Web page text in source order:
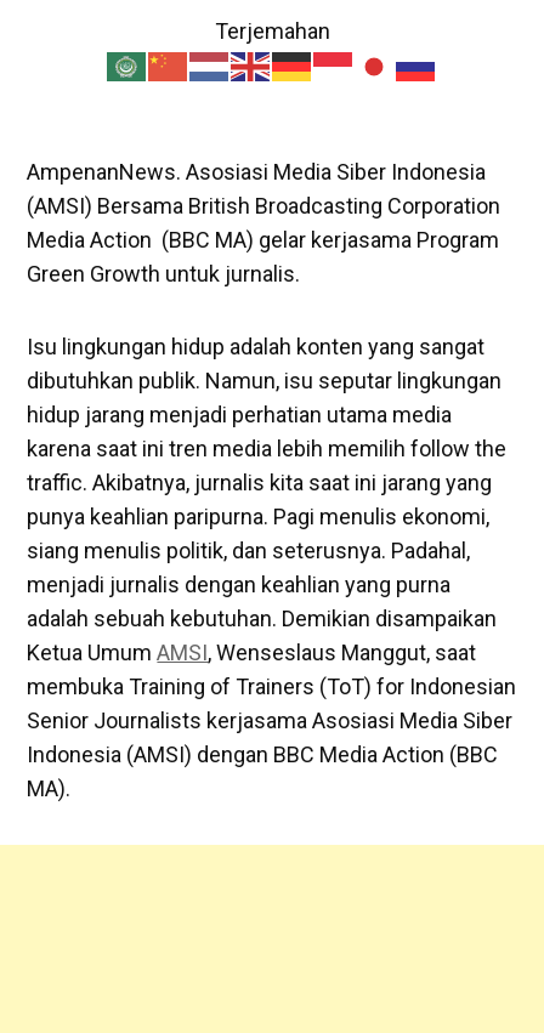
Terjemahan
AmpenanNews. Asosiasi Media Siber Indonesia
(AMSI) Bersama British Broadcasting Corporation
Media Action (BBC MA) gelar kerjasama Program
Green Growth untuk jurnalis.
Isu lingkungan hidup adalah konten yang sangat
dibutuhkan publik. Namun, isu seputar lingkungan
hidup jarang menjadi perhatian utama media
karena saat ini tren media lebih memilih follow the
traffic. Akibatnya, jurnalis kita saat ini jarang yang
punya keahlian paripurna. Pagi menulis ekonomi,
siang menulis politik, dan seterusnya. Padahal,
menjadi jurnalis dengan keahlian yang purna
adalah sebuah kebutuhan. Demikian disampaikan
Ketua UmumAMSI, Wenseslaus Manggut, saat
membuka Training of Trainers (ToT) for Indonesian
Senior Journalists kerjasama Asosiasi Media Siber
Indonesia (AMSI) dengan BBC Media Action (BBC
MA).